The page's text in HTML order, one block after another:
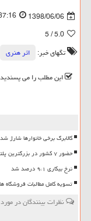
1398/06/06
5.0
/ 5
تگهای خبر:
اثر هنری
این مطلب را می
کالابرگ برخی خانوارها
حضور ۷ کشور در بزرگترین پلتفرم تبادلات تجاری حوزه ساخت وساز
نرخ بیکاری ۹،۱ درصد شد
تسویه کامل مطالبات فروشگاه
نظرات بینندگان در